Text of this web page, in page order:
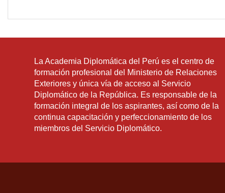
La Academia Diplomática del Perú es el centro de
formación profesional del Ministerio de Relaciones
Exteriores y única vía de acceso al Servicio
Diplomático de la República. Es responsable de la
formación integral de los aspirantes, así como de la
continua capacitación y perfeccionamiento de los
miembros del Servicio Diplomático.